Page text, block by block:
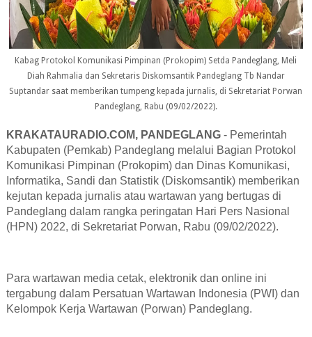
Kabag Protokol Komunikasi Pimpinan (Prokopim) Setda Pandeglang, Meli
Diah Rahmalia dan Sekretaris Diskomsantik Pandeglang Tb Nandar
Suptandar saat memberikan tumpeng kepada jurnalis, di Sekretariat Porwan
Pandeglang, Rabu (09/02/2022).
KRAKATAURADIO.COM, PANDEGLANG- Pemerintah
Kabupaten (Pemkab) Pandeglang melalui Bagian Protokol
Komunikasi Pimpinan (Prokopim) dan Dinas Komunikasi,
Informatika, Sandi dan Statistik (Diskomsantik) memberikan
kejutan kepada jurnalis atau wartawan yang bertugas di
Pandeglang dalam rangka peringatan Hari Pers Nasional
(HPN) 2022, di Sekretariat Porwan, Rabu (09/02/2022).
Para wartawan media cetak, elektronik dan online ini
tergabung dalam Persatuan Wartawan Indonesia (PWI) dan
Kelompok Kerja Wartawan (Porwan) Pandeglang.